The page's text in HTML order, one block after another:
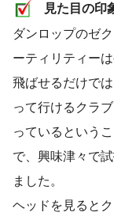
見た目の印
ダンロップのゼ
ーティリティーは
飛ばせるだけで
って行けるクラ
っているという
で、興味津々で
ました。
ヘッドを見ると